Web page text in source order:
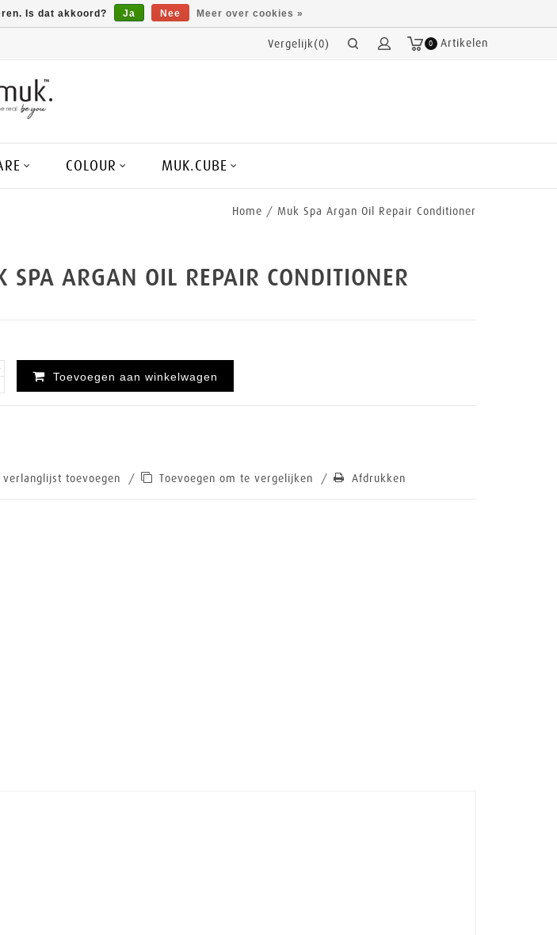
0 Artikelen
Vergelijk(0)
COLOUR MUK.CUBE
Home / Muk Spa Argan Oil Repair Conditioner
SPA ARGAN OIL REPAIR CONDITIONER
Toevoegen aan winkelwagen
verlanglijst toevoegen
/ Toevoegen om te vergelijken / Afdrukken
Is dat akkoord? Ja Nee Meer over cookies »